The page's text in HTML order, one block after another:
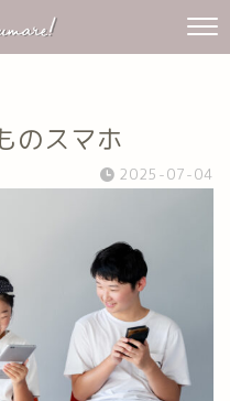
のスマホ
2025-07-04